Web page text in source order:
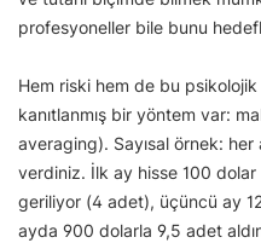
profesyoneller bile bunu
Hem riski hem de bu psikolojik
kanıtlanmış bir yöntem var:
averaging). Sayısal örnek:
verdiniz. İlk ay hisse 100
geriliyor (4 adet), üçüncü ay
ayda 900 dolarla 9,5 adet